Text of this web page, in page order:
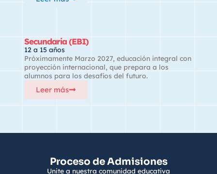
Secundaria (EBI)
12 a 15 años
Próximamente Marzo 2027, educación integral con
proyección internacional, que prepara a los
alumnos para los desafíos del futuro.
Leer más
Proceso de Admisiones
Unite a nuestra comunidad educativa